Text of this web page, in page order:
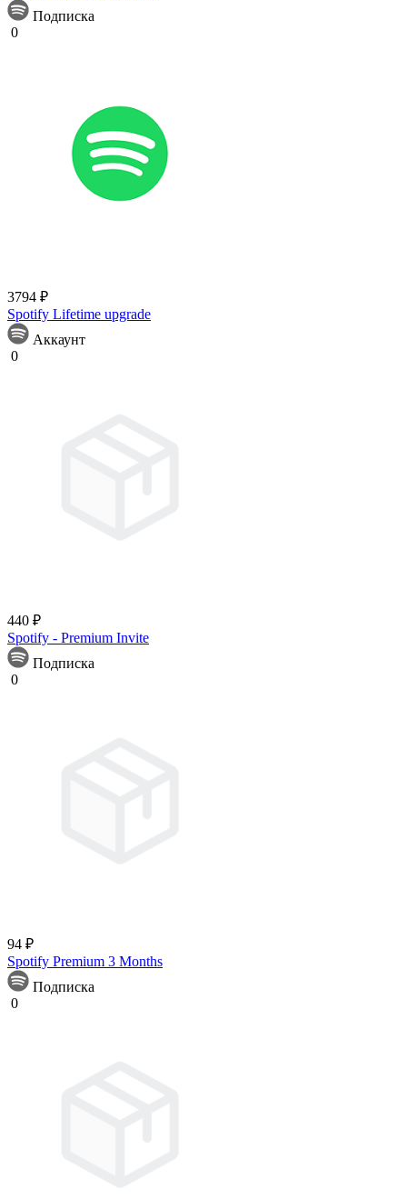
Подписка
0
3794 ₽
Spotify Lifetime upgrade
Аккаунт
0
440 ₽
Spotify - Premium Invite
Подписка
0
94 ₽
Spotify Premium 3 Months
Подписка
0